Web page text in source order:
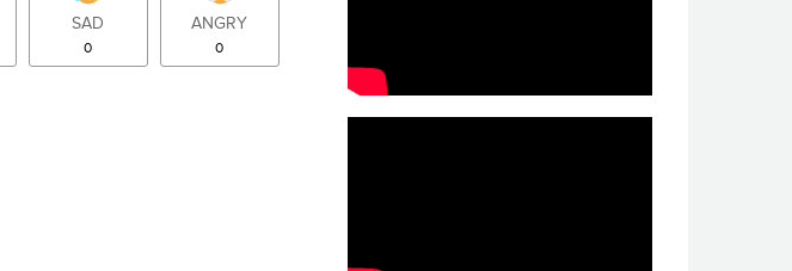
SAD
0
ANGRY
0